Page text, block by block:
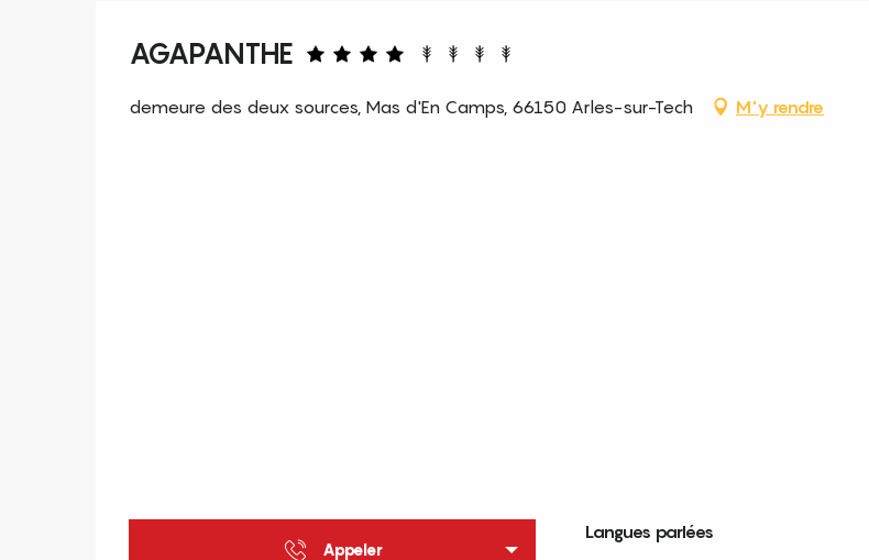
AGAPANTHE
demeure des deux sources, Mas d'En Camps, 66150 Arles-sur-Tech M'y rendre
Appeler
Langues parlées
Langues parlées